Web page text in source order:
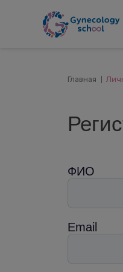
Главная
ФИО
Email